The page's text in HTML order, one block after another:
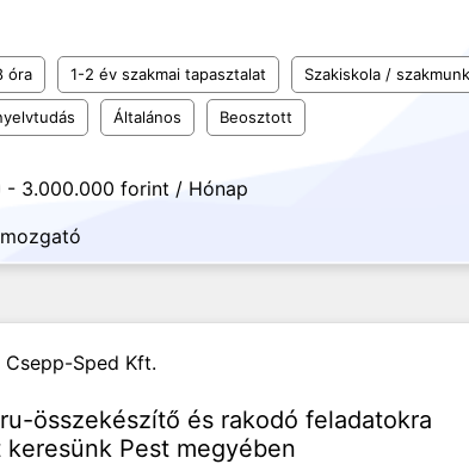
óra 1-2 év szakmai tapasztalat Szakiskola /
Általános Beosztott
- 3.000.000 forint / Hónap
Csepp-Sped Kft.
összekészítő és rakodó feladatokra
keresünk Pest megyében